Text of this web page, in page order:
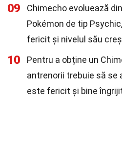
09
Chimecho evoluează
Pokémon de tip
fericit și nivelul său
10
Pentru a obține un
antrenorii trebuie să se
este fericit și bine